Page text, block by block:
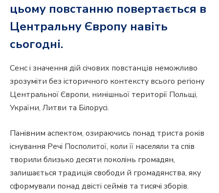
цьому повстанню повертається в
Центральну Європу навіть
сьогодні.
Сенс і значення дій січових повстанців неможливо
зрозуміти без історичного контексту всього регіону
Центральної Європи, нинішньої території Польщі,
України, Литви та Білорусі.
Панівним аспектом, озираючись понад триста років
існування Речі Посполитої, коли її населяли та спів
творили близько десяти поколінь громадян,
залишається традиція свободи й громадянства, яку
сформували понад двісті сеймів та тисячі зборів.